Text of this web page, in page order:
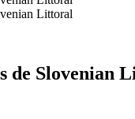
Littoral
de Slovenian